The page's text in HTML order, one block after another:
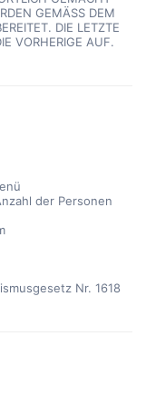
der Personen
Nr. 1618